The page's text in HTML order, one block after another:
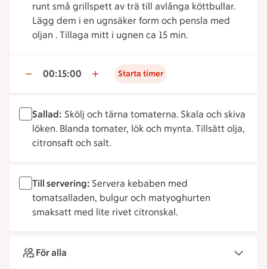
runt små grillspett av trä till avlånga köttbullar.
Lägg dem i en ugnsäker form och pensla med
oljan . Tillaga mitt i ugnen ca 15 min.
00:15:00 Starta timer
Sallad: Skölj och tärna tomaterna. Skala och skiva
löken. Blanda tomater, lök och mynta. Tillsätt olja,
citronsaft och salt.
Till servering: Servera kebaben med
tomatsalladen, bulgur och matyoghurten
smaksatt med lite rivet citronskal.
För alla